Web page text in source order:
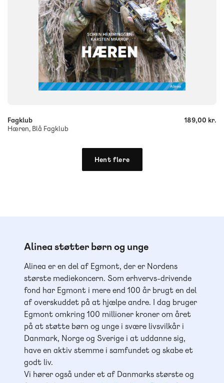
+
Fagklub
Hæren, Blå Fagklub
189,00 kr.
Hent flere
Alinea støtter børn og unge
Alinea er en del af Egmont, der er Nordens
største mediekoncern. Som erhvervs-drivende
fond har Egmont i mere end 100 år brugt en del
af overskuddet på at hjælpe andre. I dag bruger
Egmont omkring 100 millioner kroner om året
på at støtte børn og unge i svære livsvilkår i
Danmark, Norge og Sverige i at uddanne sig,
have en aktiv stemme i samfundet og skabe et
godt liv.
Vi hører også under et af Danmarks største og